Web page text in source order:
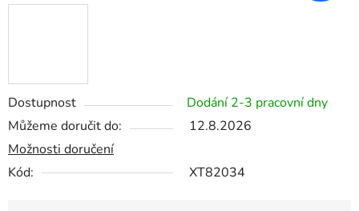
Dostupnost
Dodání 2-3 pracovní dny
Můžeme doručit do:
12.8.2026
Možnosti doručení
Kód:
XT82034